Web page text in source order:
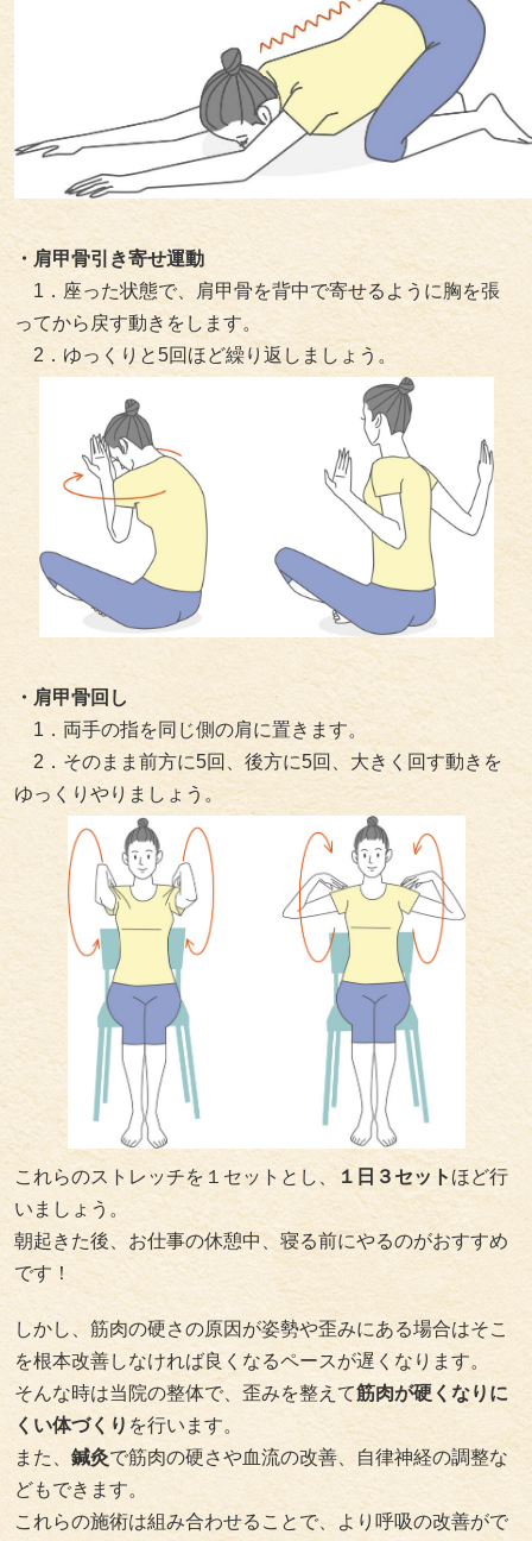
・肩甲骨引き寄せ運動
1．座った状態で、肩甲骨を背中で寄せるように胸を張
ってから戻す動きをします。
2．ゆっくりと5回ほど繰り返しましょう。
・肩甲骨回し
1．両手の指を同じ側の肩に置きます。
2．そのまま前方に5回、後方に5回、大きく回す動きを
ゆっくりやりましょう。
これらのストレッチを１セットとし、１日３セットほど行
いましょう。
朝起きた後、お仕事の休憩中、寝る前にやるのがおすすめ
です！
しかし、筋肉の硬さの原因が姿勢や歪みにある場合はそこ
を根本改善しなければ良くなるペースが遅くなります。
そんな時は当院の整体で、歪みを整えて筋肉が硬くなりに
くい体づくりを行います。
また、 鍼灸で筋肉の硬さや血流の改善、自律神経の調整な
どもできます。
これらの施術は組み合わせることで、より呼吸の改善がで